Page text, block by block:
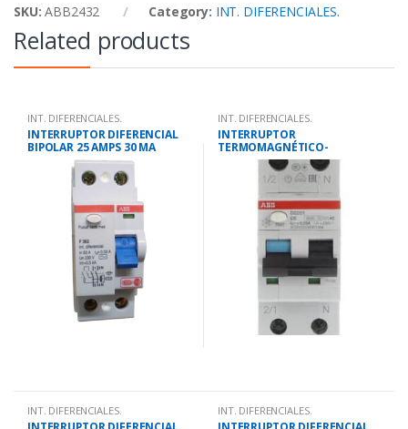
SKU:ABB2432 Category: INT. DIFERENCIALES.
Related products
INT. DIFERENCIALES.
INTERRUPTOR DIFERENCIAL
BIPOLAR 25 AMPS 30 MA
INT. DIFERENCIALES.
INTERRUPTOR
TERMOMAGNÉTICO-
DIFERENCIAL COMBINADO
1P+N 6A 30MA 10KA
INT. DIFERENCIALES. INT. DIFERENCIALES.